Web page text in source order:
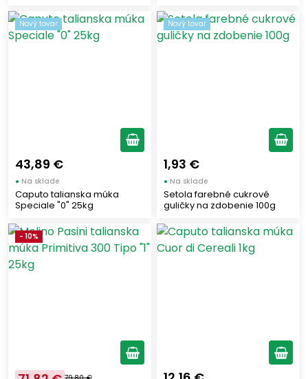
Nový tovar
43,89 €
● Na sklade
Caputo talianska múka
Speciale "0" 25kg
Nový tovar
1,93 €
● Na sklade
Setola farebné cukrové
guličky na zdobenie 100g
- 10%